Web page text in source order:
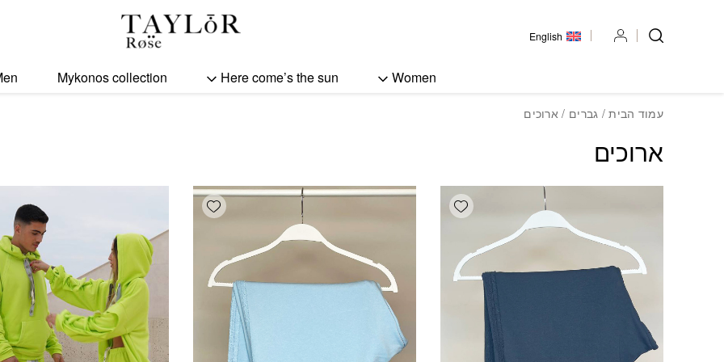
English
Women
Here come’s the sun
Mykonos collection
עמוד הבית/ גברים / ארוכים
ארוכים
Add wishlist
Add wishlist